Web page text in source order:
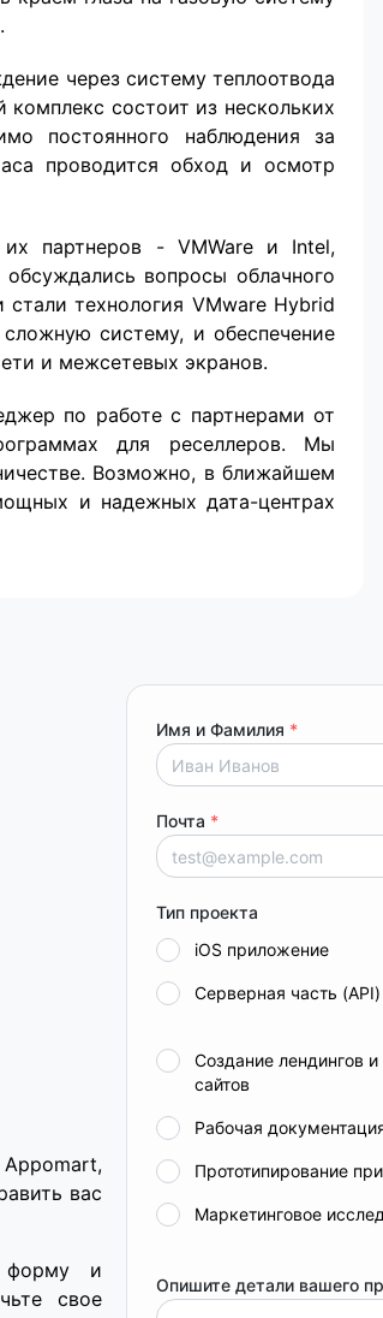
через систему теплоотвода
состоит из нескольких
постоянного наблюдения за
проводится обход и осмотр
партнеров - VMWare и Intel,
вопросы облачного
технология VMware Hybrid
систему, и обеспечение
и межсетевых экранов.
по работе с партнерами от
для реселлеров. Мы
Возможно, в ближайшем
и надежных дата-центрах
вас
форму и
свое
Имя и Фамилия *
Почта *
Тип проекта
iOS приложение
Серверная часть (API)
Создание лендингов
сайтов
Рабочая
Прототипирование
Маркетинговое
Опишите детали вашего